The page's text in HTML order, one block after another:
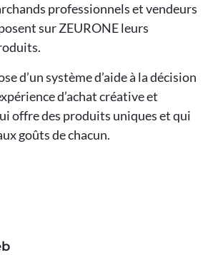
professionnels et vendeurs
sur ZEURONE leurs
d’un système d’aide à la décision
d’achat créative et
offre des produits uniques et qui
goûts de chacun.